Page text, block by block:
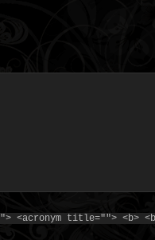
title=""> <b>